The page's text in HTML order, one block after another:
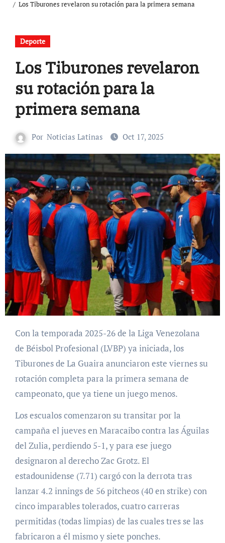
Los Tiburones revelaron su rotación para la primera semana
Deporte
Los Tiburones revelaron
su rotación para la
primera semana
Por Noticias Latinas Oct 17, 2025
Con la temporada 2025-26 de la Liga Venezolana
de Béisbol Profesional (LVBP) ya iniciada, los
Tiburones de La Guaira anunciaron este viernes su
rotación completa para la primera semana de
campeonato, que ya tiene un juego menos.
Los escualos comenzaron su transitar por la
campaña el jueves en Maracaibo contra las Águilas
del Zulia, perdiendo 5-1, y para ese juego
designaron al derecho Zac Grotz. El
estadounidense (7.71) cargó con la derrota tras
lanzar 4.2 innings de 56 pitcheos (40 en strike) con
cinco imparables tolerados, cuatro carreras
permitidas (todas limpias) de las cuales tres se las
fabricaron a él mismo y siete ponches.